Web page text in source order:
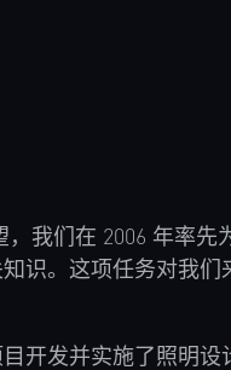
我们在 2006 年率
识。这项任务对我
开发并实施了照明